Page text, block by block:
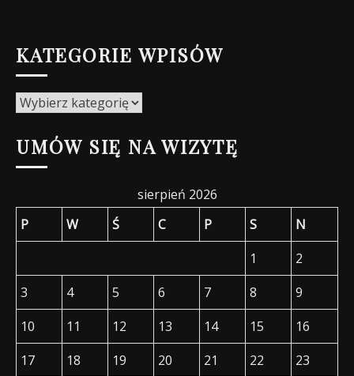
KATEGORIE WPISÓW
Kategorie
UMÓW SIĘ NA WIZYTĘ
sierpień 2026
P
W Ś C P S
N
1
2
3
4 5 6 7 8
9
10
11 12 13 14 15
16
17
18 19 20 21 22
23